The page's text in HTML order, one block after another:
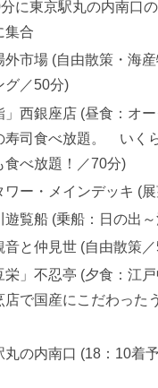
に東京駅丸の内南口
集合
外市場 (自由散策・海
グ／50分)
」西銀座店 (昼食：オ
寿司食べ放題。 いく
食べ放題！／70分)
ワー・メインデッキ (
遊覧船 (乗船：日の出
音と仲見世 (自由散策
栄」不忍亭 (夕食：江
店で国産にこだわった
丸の内南口 (18：10着